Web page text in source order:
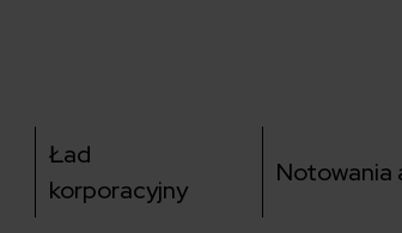
Ład
korporacyjny
Notowania